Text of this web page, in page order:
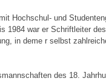
Hochschul- und
1984 war er Schriftleiter
in deme r selbst
des 18.